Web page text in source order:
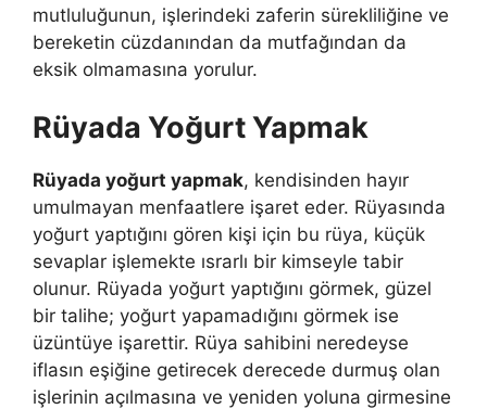
mutluluğunun, işlerindeki zaferin sürekliliğine ve
bereketin cüzdanından da mutfağından da
eksik olmamasına yorulur.
Rüyada Yoğurt Yapmak
Rüyada yoğurt yapmak, kendisinden hayır
umulmayan menfaatlere işaret eder. Rüyasında
yoğurt yaptığını gören kişi için bu rüya, küçük
sevaplar işlemekte ısrarlı bir kimseyle tabir
olunur. Rüyada yoğurt yaptığını görmek, güzel
bir talihe; yoğurt yapamadığını görmek ise
üzüntüye işarettir. Rüya sahibini neredeyse
iflasın eşiğine getirecek derecede durmuş olan
işlerinin açılmasına ve yeniden yoluna girmesine